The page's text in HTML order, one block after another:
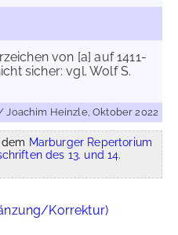
von [a] auf 1411-
sicher: vgl. Wolf S.
Joachim Heinzle, Oktober 2022
Marburger Repertorium
des 13. und 14.
Korrektur)